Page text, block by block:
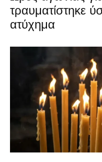
τραυματίστηκε
ατύχημα